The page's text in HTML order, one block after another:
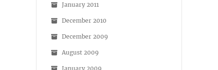
January 2011
December 2010
December 2009
August 2009
January 2009